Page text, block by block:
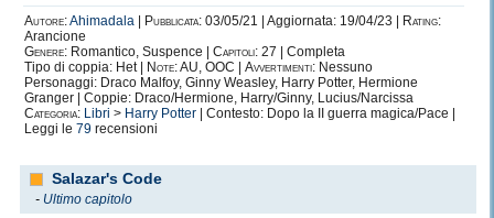
Autore:Ahimadala Pubblicata: 03/05/21 | Aggiornata: 19/04/23 |
Rating:
Arancione
Genere: Romantico, Suspence | Capitoli: 27 | Completa
Tipo di coppia: Het |
Note:AU, OOC | Avvertimenti: Nessuno
Personaggi: Draco Malfoy, Ginny Weasley, Harry Potter, Hermione
Granger | Coppie: Draco/Hermione, Harry/Ginny, Lucius/Narcissa
Categoria: Libri > Harry Potter | Contesto: Dopo la II guerra magica/Pace |
Leggi le 79 recensioni
Salazar's Code
- Ultimo capitolo